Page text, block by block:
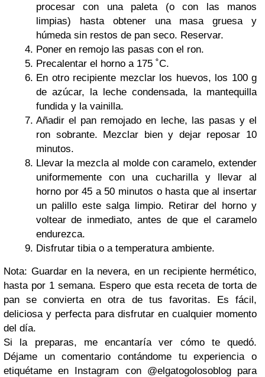
procesar con una paleta (o con las manos
limpias) hasta obtener una masa gruesa y
húmeda sin restos de pan seco. Reservar.
Poner en remojo las pasas con el ron.
Precalentar el horno a 175 ˚C.
En otro recipiente mezclar los huevos, los 100 g
de azúcar, la leche condensada, la mantequilla
fundida y la vainilla.
Añadir el pan remojado en leche, las pasas y el
ron sobrante. Mezclar bien y dejar reposar 10
minutos.
Llevar la mezcla al molde con caramelo, extender
uniformemente con una cucharilla y llevar al
horno por 45 a 50 minutos o hasta que al insertar
un palillo este salga limpio. Retirar del horno y
voltear de inmediato, antes de que el caramelo
endurezca.
Disfrutar tibia o a temperatura ambiente.
Nota: Guardar en la nevera, en un recipiente hermético,
hasta por 1 semana. Espero que esta receta de torta de
pan se convierta en otra de tus favoritas. Es fácil,
deliciosa y perfecta para disfrutar en cualquier momento
del día.
Si la preparas, me encantaría ver cómo te quedó.
Déjame un comentario contándome tu experiencia o
etiquétame en Instagram con @elgatogolosoblog para